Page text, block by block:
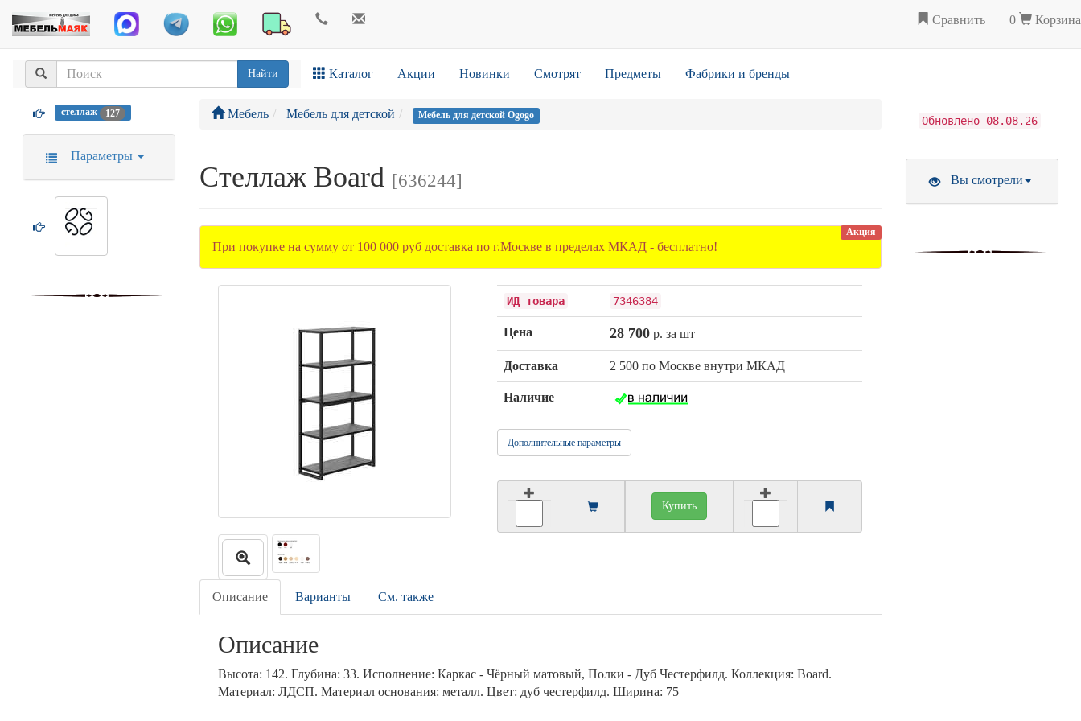
Сравнить 0 Корзина
Найти Каталог Акции Новинки Смотрят Предметы Фабрики и бренды
Мебель Мебель для детской Мебель для детской Ogogo
Стеллаж Board [636244]
Акция
При покупке на сумму от 100 000 руб доставка по г.Москве в пределах МКАД - бесплатно!
ИД товара 7346384
Цена 28 700р. за шт
Доставка 2 500 по Москве внутри МКАД
Наличие
Дополнительные параметры
Купить
Описание Варианты См. также
Описание
Высота: 142. Глубина: 33. Исполнение: Каркас - Чёрный матовый, Полки - Дуб Честерфилд. Коллекция: Board.
Материал: ЛДСП. Материал основания: металл. Цвет: дуб честерфилд. Ширина: 75
стеллаж 127
Параметры
Обновлено 08.08.26
Вы смотрели